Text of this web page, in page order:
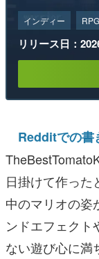
インディー RPG
リリース日：
Redditでの書
日掛けて作った
中のマリオの姿
ンドエフェクト
ない遊び心に満